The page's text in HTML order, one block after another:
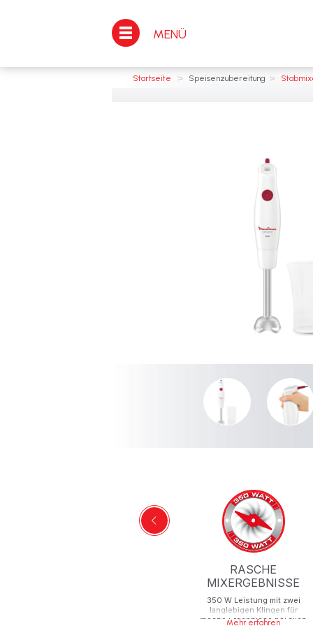
MENÜ
Startseite > Speisenzubereitung >
RASCHE
MIXERGEBNISSE
350 W Leistung mit zwei
langlebigen Klingen für
rasche Ergebnisse bei allen
Mehr erfahren